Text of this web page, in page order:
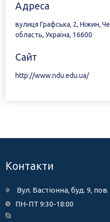
Адреса
вулиця Графська, 2, Ніжин,
область, Україна, 16600
Сайт
http://www.ndu.edu.ua/
Контакти
Вул. Бастіонна, буд. 9,
ПН-ПТ 9:30-18:00